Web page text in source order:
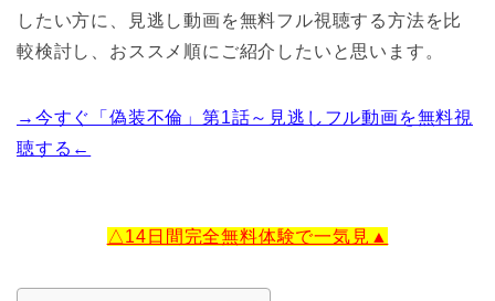
したい方に、見逃し動画を無料フル視聴する方法を比
較検討し、おススメ順にご紹介したいと思います。
→今すぐ「偽装不倫」第1話～見逃しフル動画を無料視
聴する←
△14日間完全無料体験で一気見▲